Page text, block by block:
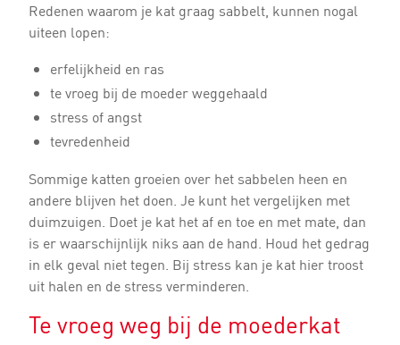
Redenen waarom je kat graag sabbelt, kunnen nogal
uiteen lopen:
erfelijkheid en ras
te vroeg bij de moeder weggehaald
stress of angst
tevredenheid
Sommige katten groeien over het sabbelen heen en
andere blijven het doen. Je kunt het vergelijken met
duimzuigen. Doet je kat het af en toe en met mate, dan
is er waarschijnlijk niks aan de hand. Houd het gedrag
in elk geval niet tegen. Bij stress kan je kat hier troost
uit halen en de stress verminderen.
Te vroeg weg bij de moederkat